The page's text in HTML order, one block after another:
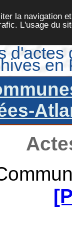
la navigation
L'usage du
d'actes
en